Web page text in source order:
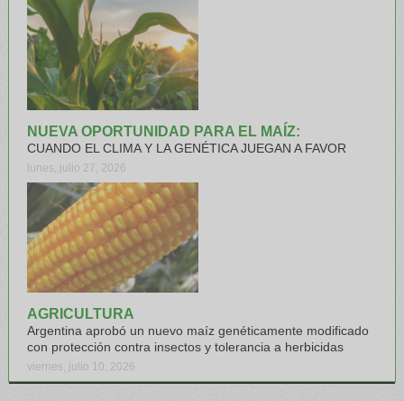
NUEVA OPORTUNIDAD PARA EL MAÍZ:
CUANDO EL CLIMA Y LA GENÉTICA JUEGAN A FAVOR
lunes, julio 27, 2026
AGRICULTURA
Argentina aprobó un nuevo maíz genéticamente modificado
con protección contra insectos y tolerancia a herbicidas
viernes, julio 10, 2026